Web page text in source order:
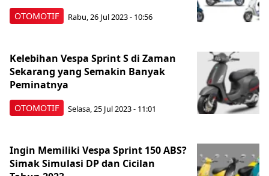
OTOMOTIF Rabu, 26 Jul 2023 - 10:56
OTOMOTIF
Kelebihan Vespa Sprint S di Zaman
Sekarang yang Semakin Banyak
Peminatnya
Selasa, 25 Jul 2023 - 11:01
Ingin Memiliki Vespa Sprint 150 ABS?
Simak Simulasi DP dan Cicilan